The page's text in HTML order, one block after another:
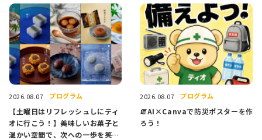
2026.08.07 プログラム
【土曜日はリフレッシュしにティ
オに行こう！】美味しいお菓子と
温かい空間で、次への一歩を笑顔
2026.08.07 プログラム
🧯AI×Canvaで防災ポスターを作
ろう！